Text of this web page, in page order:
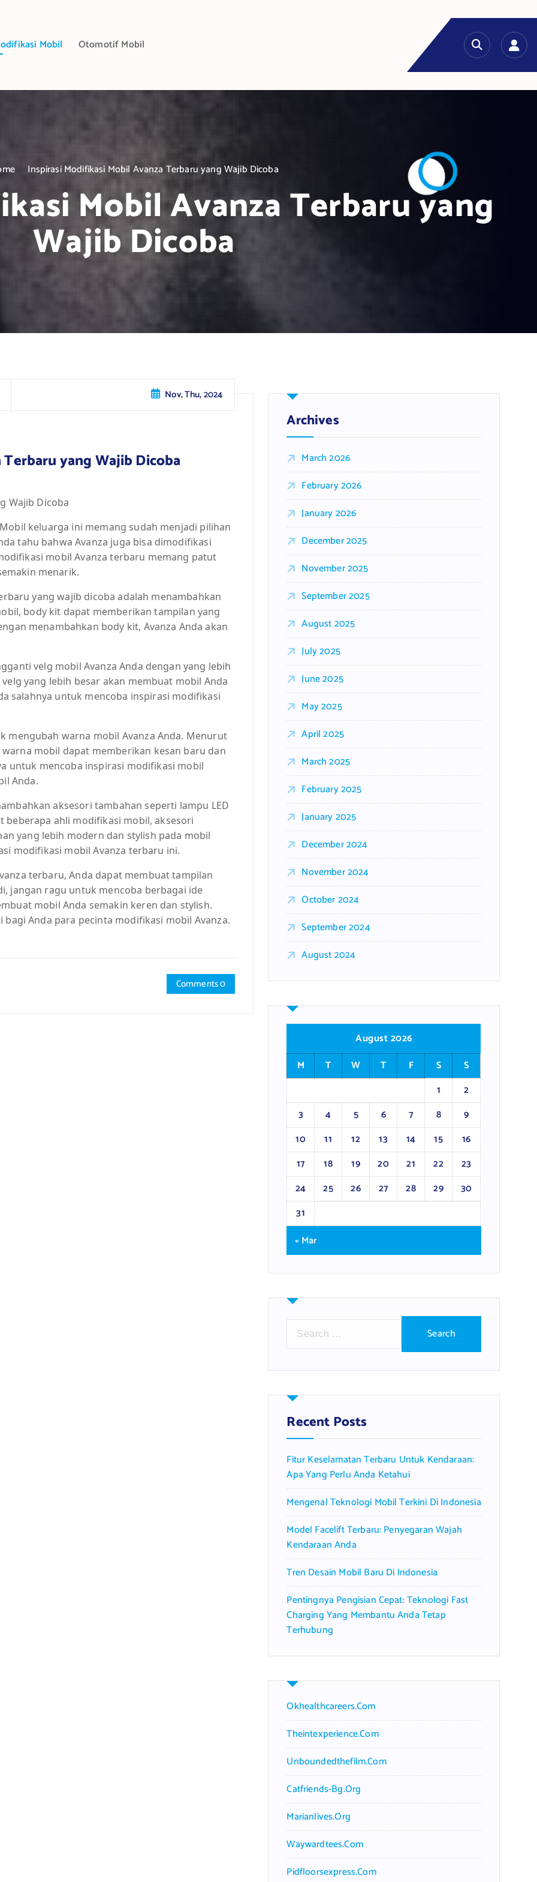
Mobil Otomotif Mobil
Inspirasi Modifikasi Mobil Avanza Terbaru yang Wajib Dicoba
Mobil Avanza Terbaru yang
Wajib Dicoba
Nov, Thu, 2024
yang Wajib Dicoba
Wajib Dicoba
keluarga ini memang sudah menjadi pilihan
tahu bahwa Avanza juga bisa dimodifikasi
mobil Avanza terbaru memang patut
menarik.
yang wajib dicoba adalah menambahkan
body kit dapat memberikan tampilan yang
menambahkan body kit, Avanza Anda akan
velg mobil Avanza Anda dengan yang lebih
yang lebih besar akan membuat mobil Anda
salahnya untuk mencoba inspirasi modifikasi
mengubah warna mobil Avanza Anda. Menurut
mobil dapat memberikan kesan baru dan
untuk mencoba inspirasi modifikasi mobil
Anda.
aksesori tambahan seperti lampu LED
beberapa ahli modifikasi mobil, aksesori
yang lebih modern dan stylish pada mobil
modifikasi mobil Avanza terbaru ini.
terbaru, Anda dapat membuat tampilan
jangan ragu untuk mencoba berbagai ide
mobil Anda semakin keren dan stylish.
Anda para pecinta modifikasi mobil Avanza.
Comments 0
Archives
March 2026
February 2026
January 2026
December 2025
November 2025
September 2025
August 2025
July 2025
June 2025
May 2025
April 2025
March 2025
February 2025
January 2025
December 2024
November 2024
October 2024
September 2024
August 2024
August 2026
M
T W T F S
S
1
2
3
4 5 6 7 8
9
10
11 12 13 14 15
16
17
18 19 20 21 22
23
24
25 26 27 28 29
30
31
« Mar
r
h
f
o
:
Recent Posts
Fitur Keselamatan Terbaru Untuk Kendaraan:
Apa Yang Perlu Anda Ketahui
Mengenal Teknologi Mobil Terkini Di Indonesia
Model Facelift Terbaru: Penyegaran Wajah
Kendaraan Anda
Tren Desain Mobil Baru Di Indonesia
Pentingnya Pengisian Cepat: Teknologi Fast
Charging Yang Membantu Anda Tetap
Terhubung
Okhealthcareers.com
Theintexperience.com
Unboundedthefilm.com
Catfriends-Bg.org
Marianlives.org
Waywardtees.com
Pidfloorsexpress.com